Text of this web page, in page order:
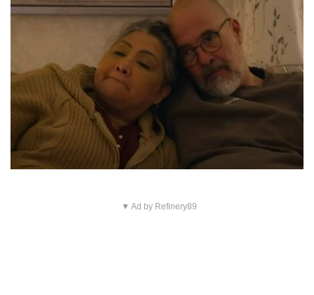
▼ Ad by Refinery89